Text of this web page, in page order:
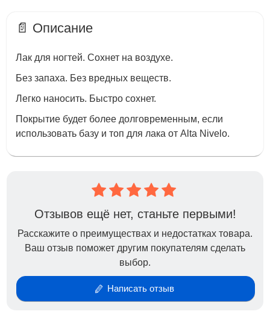
📄 Описание
Лак для ногтей. Сохнет на воздухе.
Без запаха. Без вредных веществ.
Легко наносить. Быстро сохнет.
Покрытие будет более долговременным, если
использовать базу и топ для лака от Alta Nivelo.
Отзывов ещё нет, станьте первыми!
Расскажите о преимуществах и недостатках товара.
Ваш отзыв поможет другим покупателям сделать
выбор.
Написать отзыв